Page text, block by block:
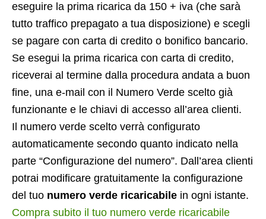
eseguire la prima ricarica da 150 + iva (che sarà
tutto traffico prepagato a tua disposizione) e scegli
se pagare con carta di credito o bonifico bancario.
Se esegui la prima ricarica con carta di credito,
riceverai al termine dalla procedura andata a buon
fine, una e-mail con il Numero Verde scelto già
funzionante e le chiavi di accesso all’area clienti.
Il numero verde scelto verrà configurato
automaticamente secondo quanto indicato nella
parte “Configurazione del numero”. Dall’area clienti
potrai modificare gratuitamente la configurazione
del tuo numero verde ricaricabile in ogni istante.
Compra subito il tuo numero verde ricaricabile